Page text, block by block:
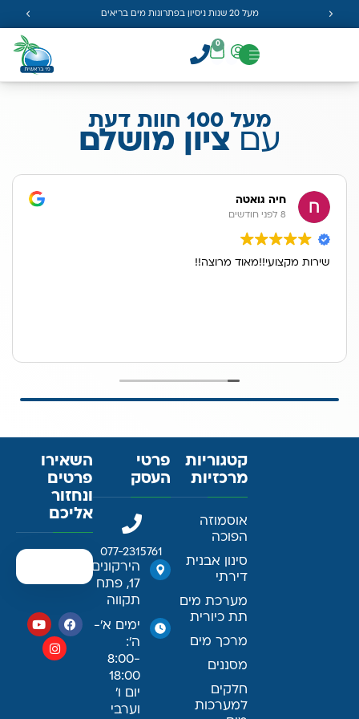
מעל 20 שנות ניסיון בפתרונות מים בריאים
0
מעל 100 חוות דעת
עםציון מושלם
חיה גואטה
8 לפני חודשים
שירות מקצועי!!מאוד מרוצה!!
קטגוריות
מרכזיות
אוסמוזה
הפוכה
סינון אבנית
דירתי
מערכת מים
תת כיורית
מרכך מים
מסננים
חלקים
למערכות
פרטי
העסק
077-2315761
הירקונים
17, פתח
תקווה
ימים א׳-
ה׳:
8:00-
18:00
יום ו׳
וערבי
השאירו
פרטים
ונחזור
אליכם